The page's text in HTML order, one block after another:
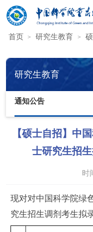
您的位置：
首页 研究生教育
研究生教育
通知公告
【硕士自招】中
士研究生招
时
现对对中国科学院绿
究生招生调剂考生拟